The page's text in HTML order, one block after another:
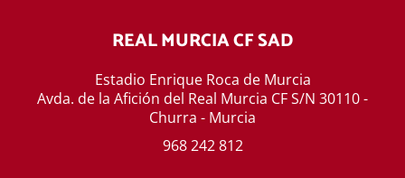
REAL MURCIA CF SAD
Estadio Enrique Roca de Murcia
Avda. de la Afición del Real Murcia CF S/N 30110 -
Churra - Murcia
968 242 812